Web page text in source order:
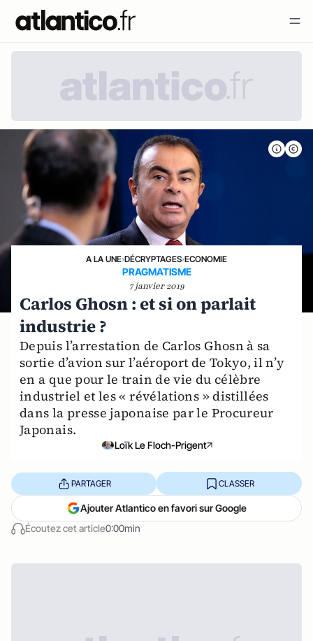
A LA UNE›DÉCRYPTAGES›ECONOMIE
PRAGMATISME
7 janvier 2019
Carlos Ghosn : et si on parlait
industrie ?
Depuis l’arrestation de Carlos Ghosn à sa
sortie d’avion sur l’aéroport de Tokyo, il n’y
en a que pour le train de vie du célèbre
industriel et les « révélations » distillées
dans la presse japonaise par le Procureur
Japonais.
Loïk Le Floch-Prigent
Écoutez cet article0:00min
PARTAGER CLASSER
Ajouter Atlantico en favori sur Google